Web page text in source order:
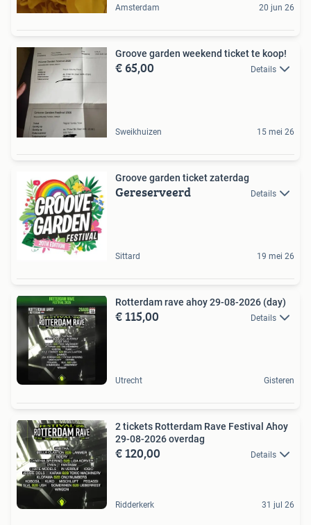
Amsterdam 20 jun 26
Groove garden weekend ticket te koop!
€ 65,00 Details
Sweikhuizen 15 mei 26
Groove garden ticket zaterdag
Gereserveerd Details
Sittard 19 mei 26
Rotterdam rave ahoy 29-08-2026 (day)
€ 115,00 Details
Utrecht Gisteren
2 tickets Rotterdam Rave Festival Ahoy
29-08-2026 overdag
€ 120,00 Details
Ridderkerk 31 jul 26